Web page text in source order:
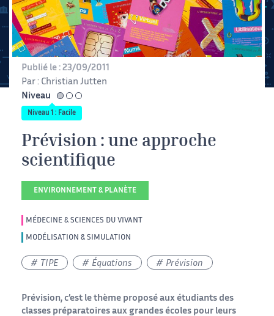
Publié le : 23/09/2011
Par : Christian Jutten
Niveau
facile
Niveau 1 : Facile
Prévision : une approche
scientifique
ENVIRONNEMENT & PLANÈTE
MÉDECINE & SCIENCES DU VIVANT
MODÉLISATION & SIMULATION
TIPE Équations Prévision
Prévision, c’est le thème proposé aux étudiants des
classes préparatoires aux grandes écoles pour leurs